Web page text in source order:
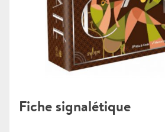
Fiche signalétique